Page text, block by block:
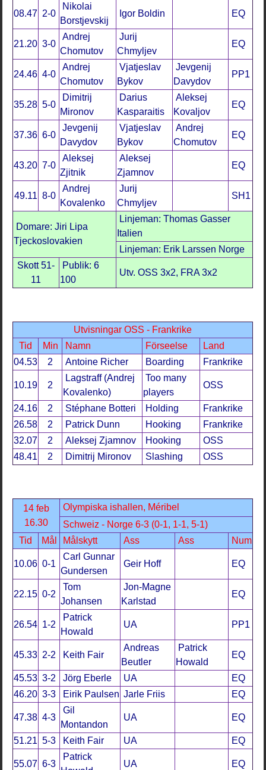
08.47 2-0
Nikolai
Borstjevskij
Igor Boldin EQ
21.20 3-0
Andrej
Chomutov
Jurij
Chmyljev
EQ
24.46 4-0
Andrej
Chomutov
Vjatjeslav
Bykov
Jevgenij
Davydov
PP1
35.28 5-0
Dimitrij
Mironov
Darius
Kasparaitis
Aleksej
Kovaljov
EQ
37.36 6-0
Jevgenij
Davydov
Vjatjeslav
Bykov
Andrej
Chomutov
EQ
43.20 7-0
Aleksej
Zjitnik
Aleksej
Zjamnov
EQ
49.11 8-0
Andrej
Kovalenko
Jurij
Chmyljev
SH1
Domare: Jiri Lipa
Tjeckoslovakien
Linjeman: Thomas Gasser
Italien
Linjeman: Erik Larssen Norge
Skott 51-
11
Publik: 6
100
Utv. OSS 3x2, FRA 3x2
Utvisningar OSS - Frankrike
Tid
Min Namn Förseelse
Land
04.53
2 Antoine Richer Boarding Frankrike
10.19 2
Lagstraff (Andrej
Kovalenko)
Too many
players
OSS
24.16 2 Stéphane Botteri Holding
Frankrike
26.58
2 Patrick Dunn Hooking
Frankrike
32.07
2 Aleksej Zjamnov Hooking
OSS
48.41
2 Dimitrij Mironov Slashing OSS
14 feb
16.30
Olympiska ishallen, Méribel
Schweiz - Norge 6-3 (0-1, 1-1, 5-1)
Tid
Mål Målskytt Ass Ass Num
10.06 0-1
Carl Gunnar
Gundersen
Geir Hoff EQ
22.15 0-2
Tom
Johansen
Jon-Magne
Karlstad
EQ
26.54 1-2
Patrick
Howald
UA PP1
45.33 2-2 Keith Fair
Andreas
Beutler
Patrick
Howald
EQ
45.53 3-2 Jörg Eberle UA
EQ
46.20 3-3 Eirik Paulsen Jarle Friis EQ
47.38 4-3
Gil
Montandon
UA EQ
51.21 5-3 Keith Fair UA EQ
55.07 6-3
Patrick
UA EQ